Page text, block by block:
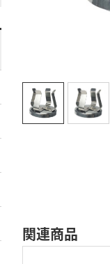
関連商品